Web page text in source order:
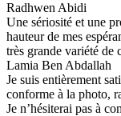
Radhwen Abidi
Une sériosité et une
hauteur de mes
très grande variété de
Lamia Ben Abdallah
Je suis entièrement
conforme à la photo,
Je n’hésiterai pas à